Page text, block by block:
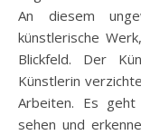
An diesem
künstlerische
Blickfeld. Der
Künstlerin
Arbeiten. Es
sehen und